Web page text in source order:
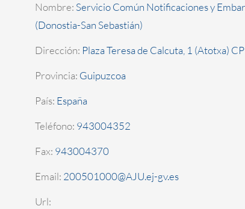
Nombre: Servicio Común Notificaciones y
(Donostia-San Sebastián)
Dirección: Plaza Teresa de Calcuta, 1 (Atotxa)
Provincia: Guipuzcoa
País: España
Teléfono: 943004352
Fax: 943004370
Email: 200501000@AJU.ej-gv.es
Url: